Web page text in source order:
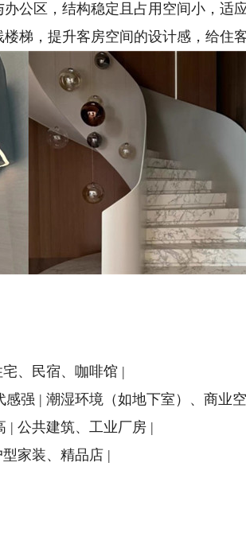
公区，结构稳定且占用空间小，适
梯，提升客房空间的设计感，给住
、民宿、咖啡馆 |
强 | 潮湿环境（如地下室）、商业
| 公共建筑、工业厂房 |
家装、精品店 |